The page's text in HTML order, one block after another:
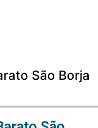
São Borja